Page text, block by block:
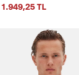
1.949,25 TL